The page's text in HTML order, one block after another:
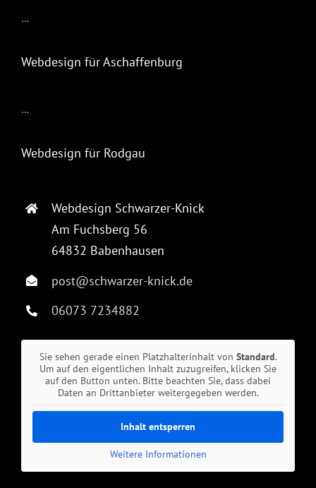
…
Webdesign für Aschaffenburg
…
Webdesign für Rodgau
Webdesign Schwarzer-Knick
Am Fuchsberg 56
64832 Babenhausen
post@schwarzer-knick.de
06073 7234882
Sie sehen gerade einen Platzhalterinhalt von Standard.
Um auf den eigentlichen Inhalt zuzugreifen, klicken Sie
auf den Button unten. Bitte beachten Sie, dass dabei
Daten an Drittanbieter weitergegeben werden.
Inhalt entsperren
Weitere Informationen